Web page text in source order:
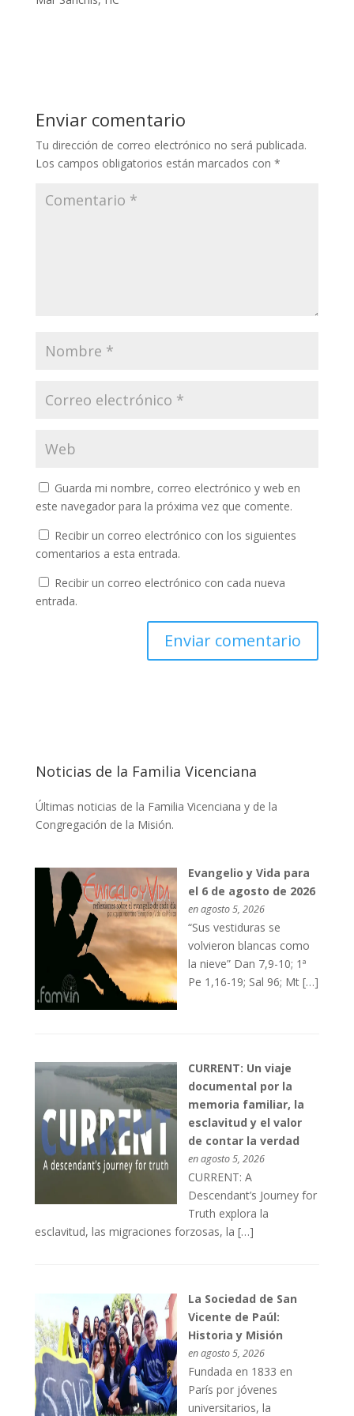
Enviar comentario
Tu dirección de correo electrónico no será publicada.
Los campos obligatorios están marcados con *
Guarda mi nombre, correo electrónico y web en
este navegador para la próxima vez que comente.
Recibir un correo electrónico con los siguientes
comentarios a esta entrada.
Recibir un correo electrónico con cada nueva
entrada.
Noticias de la Familia Vicenciana
Últimas noticias de la Familia Vicenciana y de la
Congregación de la Misión.
Evangelio y Vida para
el 6 de agosto de 2026
en agosto 5, 2026
“Sus vestiduras se
volvieron blancas como
la nieve” Dan 7,9-10; 1ª
Pe 1,16-19; Sal 96; Mt […]
CURRENT: Un viaje
documental por la
memoria familiar, la
esclavitud y el valor
de contar la verdad
en agosto 5, 2026
CURRENT: A
Descendant’s Journey for
Truth explora la
esclavitud, las migraciones forzosas, la […]
La Sociedad de San
Vicente de Paúl:
Historia y Misión
en agosto 5, 2026
Fundada en 1833 en
París por jóvenes
universitarios, la